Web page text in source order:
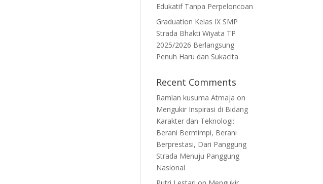
Edukatif Tanpa Perpeloncoan
Graduation Kelas IX SMP
Strada Bhakti Wiyata TP
2025/2026 Berlangsung
Penuh Haru dan Sukacita
Recent Comments
Ramlan kusuma Atmaja on
Mengukir Inspirasi di Bidang
Karakter dan Teknologi:
Berani Bermimpi, Berani
Berprestasi, Dari Panggung
Strada Menuju Panggung
Nasional